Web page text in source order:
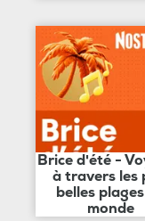
Brice d'été -
à travers les
belles
monde